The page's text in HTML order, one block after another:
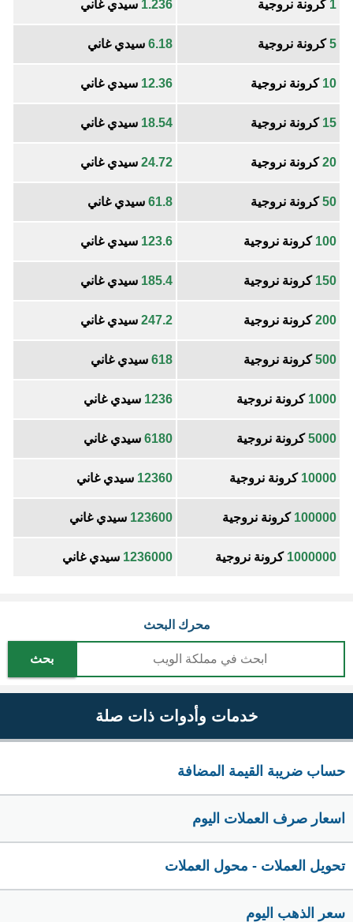
1 كرونة نروجية 1.236 سيدي غاني
5كرونة نروجية 6.18 سيدي غاني
10 كرونة نروجية 12.36 سيدي غاني
15 كرونة نروجية 18.54 سيدي غاني
20كرونة نروجية 24.72 سيدي غاني
50كرونة نروجية 61.8 سيدي غاني
100 كرونة نروجية 123.6 سيدي غاني
150 كرونة نروجية 185.4 سيدي غاني
200كرونة نروجية 247.2 سيدي غاني
500كرونة نروجية 618 سيدي غاني
1000 كرونة نروجية 1236 سيدي غاني
5000كرونة نروجية 6180 سيدي غاني
10000 كرونة نروجية 12360 سيدي غاني
100000 كرونة نروجية 123600 سيدي غاني
1000000 كرونة نروجية 1236000 سيدي غاني
محرك البحث
بحث
خدمات وأدوات ذات صلة
حساب ضريبة القيمة المضافة
اسعار صرف العملات اليوم
تحويل العملات - محول العملات
سعر الذهب اليوم